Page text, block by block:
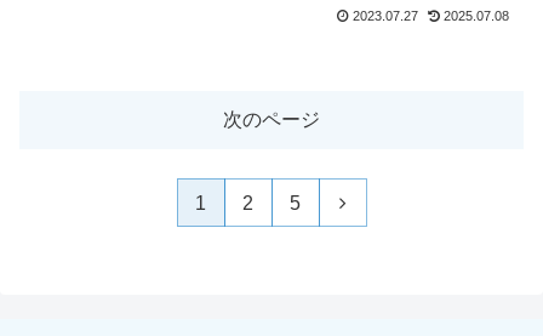
2023.07.27 2025.07.08
次のページ
1 2 5 次